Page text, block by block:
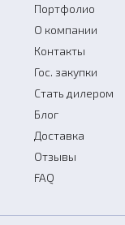
Портфолио
О компании
Контакты
Гос. закупки
Стать дилером
Блог
Доставка
Отзывы
FAQ